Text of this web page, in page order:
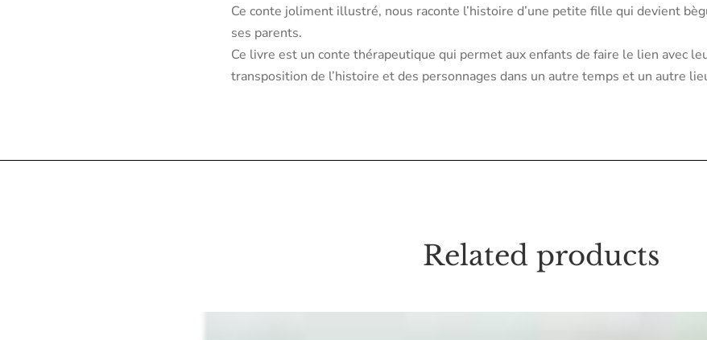
Ce conte joliment illustré, nous raconte l’histoire d’une petite fille qui devient
ses parents.
Ce livre est un conte thérapeutique qui permet aux enfants de faire le lien avec
transposition de l’histoire et des personnages dans un autre temps et un autre
Related products